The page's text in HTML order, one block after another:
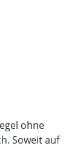
ohne
Soweit auf